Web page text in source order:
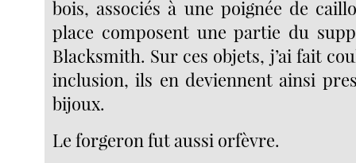
bois, associés à une poignée de
place composent une partie du
Blacksmith. Sur ces objets, j’ai fait
inclusion, ils en deviennent ainsi
bijoux.
Le forgeron fut aussi orfèvre.